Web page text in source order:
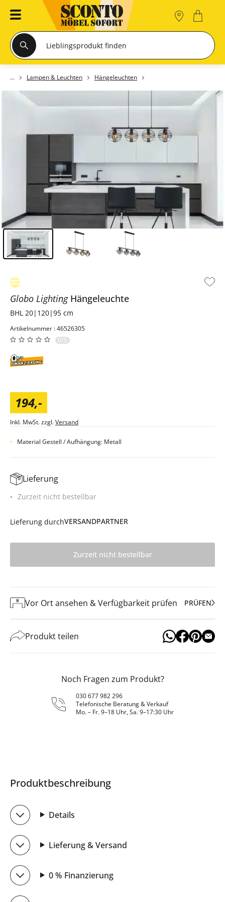
Lampen & Leuchten Hängeleuchten
Globo Lighting Hängeleuchte
BHL 20|120|95 cm
Artikelnummer : 46526305
0/5
194,-
Inkl. MwSt. zzgl.Versand
Material Gestell / Aufhängung: Metall
Lieferung
Zurzeit nicht bestellbar
Lieferung durchVERSANDPARTNER
Zurzeit nicht bestellbar
Vor Ort ansehen & Verfügbarkeit prüfen PRÜFEN
Produkt teilen
Noch Fragen zum Produkt?
030 677 982 296
Telefonische Beratung & Verkauf
Mo. – Fr. 9–18 Uhr, Sa. 9–17:30 Uhr
Produktbeschreibung
Details
Lieferung & Versand
0 % Finanzierung